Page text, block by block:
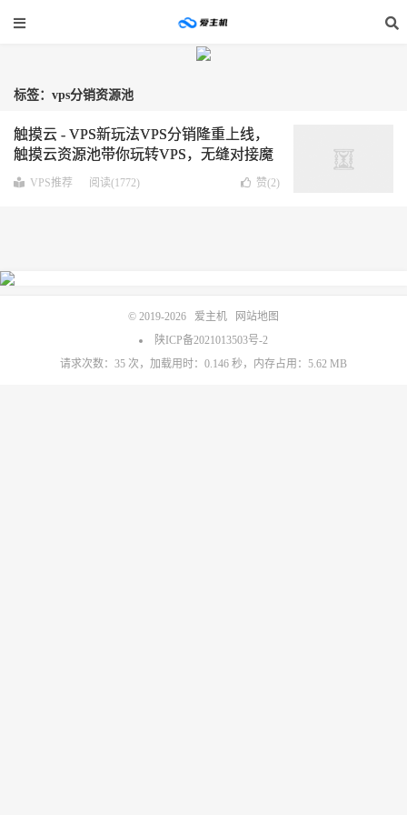
标签：vps分销资源池
触摸云 - VPS新玩法VPS分销隆重上线，
触摸云资源池带你玩转VPS，无缝对接魔
方财务系统！
VPS推荐 阅读(1772) 赞(2)
© 2019-2026 爱主机
网站地图
陕ICP备2021013503号-2
请求次数：35 次，加载用时：0.146 秒，内存占用：5.62 MB